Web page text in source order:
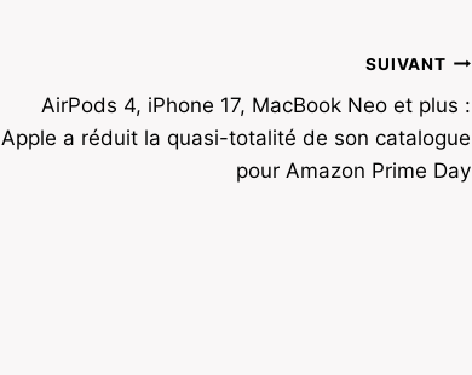
SUIVANT
AirPods 4, iPhone 17, MacBook Neo et plus :
Apple a réduit la quasi-totalité de son catalogue
pour Amazon Prime Day